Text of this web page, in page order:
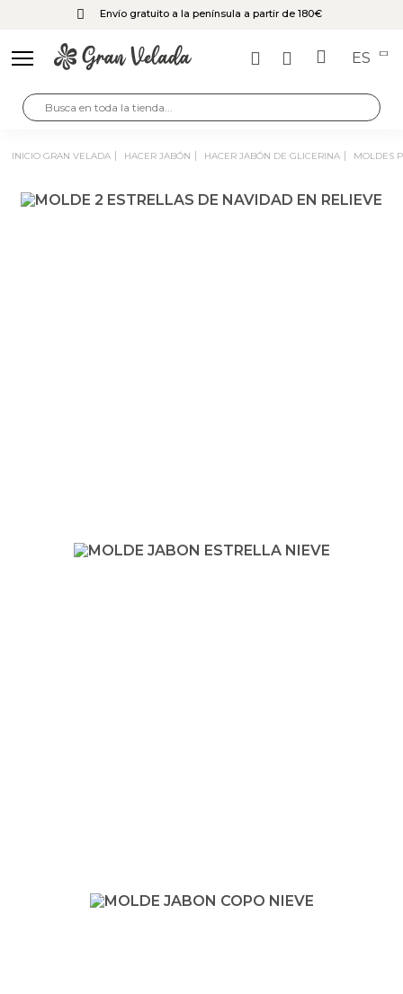
Envío gratuito a la península a partir de 180€
ES
INICIO GRAN VELADA HACER JABÓN HACER JABÓN DE GLICERINA MOLDES